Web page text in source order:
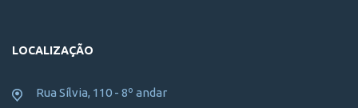
LOCALIZAÇÃO
Rua Sílvia, 110 - 8º andar